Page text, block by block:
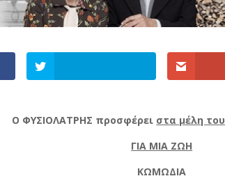
Ο ΦΥΣΙΟΛΑΤΡΗΣ προσφέρει στα μέλη του
ΓΙΑ ΜΙΑ ΖΩΗ
ΚΩΜΩΔΙΑ